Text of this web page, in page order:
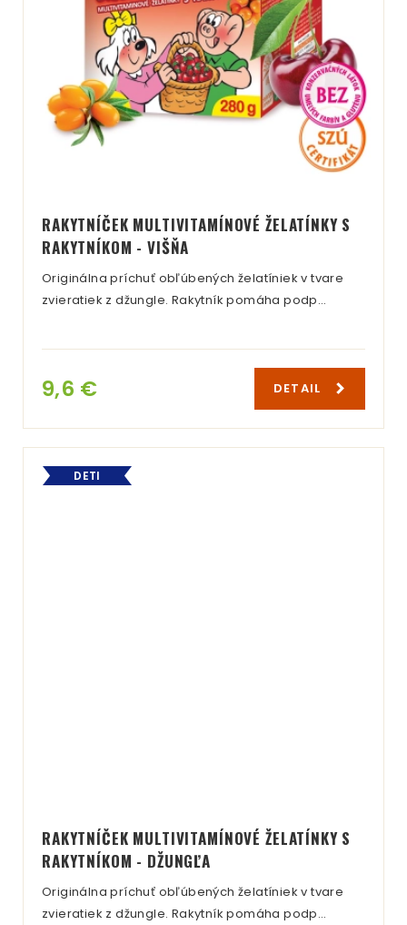
RAKYTNÍČEK MULTIVITAMÍNOVÉ ŽELATÍNKY S
RAKYTNÍKOM - VIŠŇA
Originálna príchuť obľúbených želatíniek v tvare
zvieratiek z džungle. Rakytník pomáha podp…
9,6 € DETAIL
DETI
RAKYTNÍČEK MULTIVITAMÍNOVÉ ŽELATÍNKY S
RAKYTNÍKOM - DŽUNGĽA
Originálna príchuť obľúbených želatíniek v tvare
zvieratiek z džungle. Rakytník pomáha podp…